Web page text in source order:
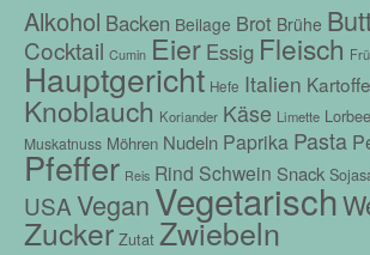
Alkohol Backen Beilage Brot Brühe
Cocktail Cumin Eier Essig Fleisch
Hauptgericht Hefe Italien
Knoblauch Koriander Käse Limette
Muskatnuss Möhren Nudeln Paprika Pasta
Pfeffer Reis Rind Schwein Snack
USA VeganVegetarisch
Zucker Zutat Zwiebeln